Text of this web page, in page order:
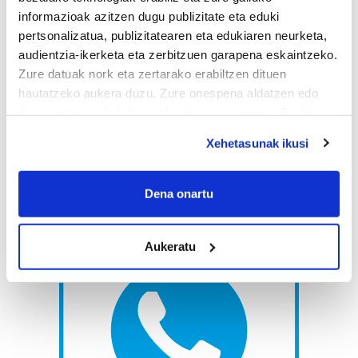
informazioak azitzen dugu publizitate eta eduki
pertsonalizatua, publizitatearen eta edukiaren neurketa,
audientzia-ikerketa eta zerbitzuen garapena eskaintzeko.
Zure datuak nork eta zertarako erabiltzen dituen
hautatzeko aukera duzu. Zure onespena aldatzen edo
If you allow, we would also like to:
Collect information about your geographical
meters
Identify your device by actively scanning it for
specific characteristics (fingerprinting)
Find out more about how your personal data is processed
and set your preferences in the
details section
Guk eta gure bazkideek zure datu pertsonalak
Xehetasunak ikusi
Dena onartu
Aukeratu